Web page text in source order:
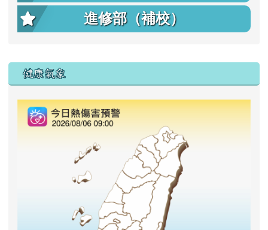
進修部（補校）
右邊區域內容
健康氣象